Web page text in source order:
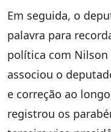
Em seguida, o
palavra para
política com Nilson
associou o
e correção ao
registrou os